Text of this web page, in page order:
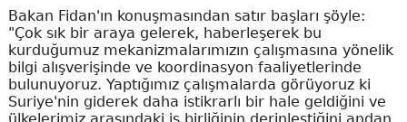
Bakan Fidan'ın konuşmasından satır başları şöyle:
"Çok sık bir araya gelerek, haberleşerek bu
kurduğumuz mekanizmalarımızın çalışmasına yönelik
bilgi alışverişinde ve koordinasyon faaliyetlerinde
bulunuyoruz. Yaptığımız çalışmalarda görüyoruz ki
Suriye'nin giderek daha istikrarlı bir hale geldiğini ve